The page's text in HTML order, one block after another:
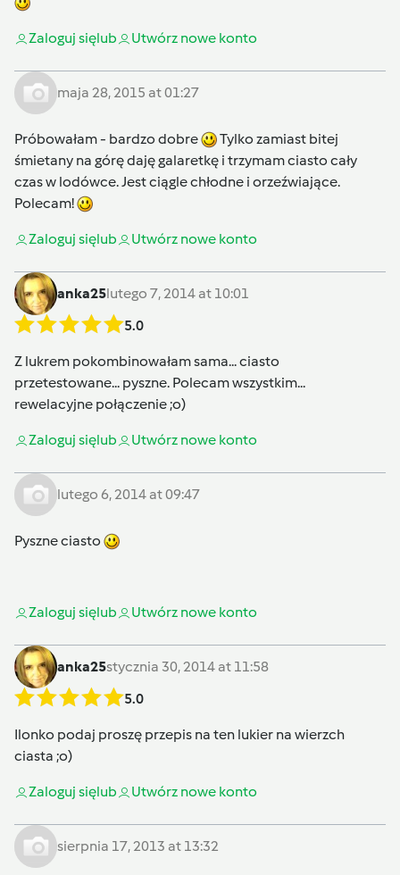
Zaloguj sięlub Utwórz nowe konto
maja 28, 2015 at 01:27
Próbowałam - bardzo dobre
Tylko zamiast bitej
śmietany na górę daję galaretkę i trzymam ciasto cały
czas w lodówce. Jest ciągle chłodne i orzeźwiające.
Polecam!
Zaloguj sięlub Utwórz nowe konto
anka25lutego 7, 2014 at 10:01
5.0
Z lukrem pokombinowałam sama... ciasto
przetestowane... pyszne. Polecam wszystkim...
rewelacyjne połączenie ;o)
Zaloguj sięlub Utwórz nowe konto
lutego 6, 2014 at 09:47
Pyszne ciasto
Zaloguj sięlub Utwórz nowe konto
anka25stycznia 30, 2014 at 11:58
5.0
Ilonko podaj proszę przepis na ten lukier na wierzch
ciasta ;o)
Zaloguj sięlub Utwórz nowe konto
sierpnia 17, 2013 at 13:32